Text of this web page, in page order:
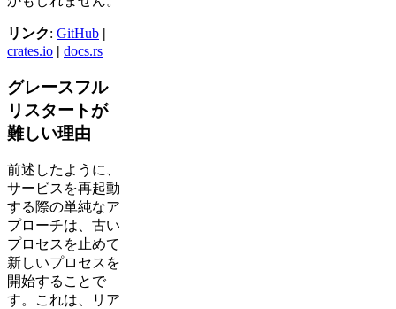
リンク: GitHub |
crates.io | docs.rs
グレースフル
リスタートが
難しい理由
前述したように、
サービスを再起動
する際の単純なア
プローチは、古い
プロセスを止めて
新しいプロセスを
開始することで
す。これは、リア